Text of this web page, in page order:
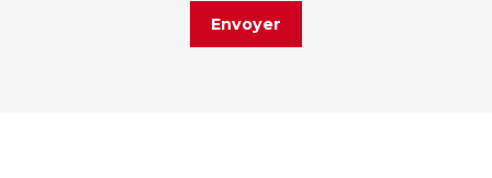
Envoyer